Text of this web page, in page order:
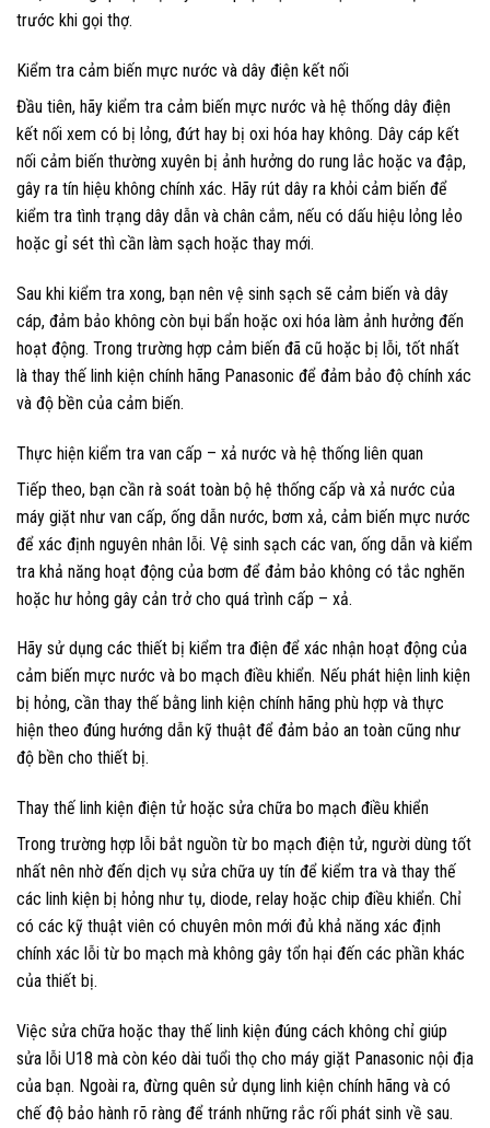
trước khi gọi thợ.
Kiểm tra cảm biến mực nước và dây điện kết nối
Đầu tiên, hãy kiểm tra cảm biến mực nước và hệ thống dây điện
kết nối xem có bị lỏng, đứt hay bị oxi hóa hay không. Dây cáp kết
nối cảm biến thường xuyên bị ảnh hưởng do rung lắc hoặc va đập,
gây ra tín hiệu không chính xác. Hãy rút dây ra khỏi cảm biến để
kiểm tra tình trạng dây dẫn và chân cắm, nếu có dấu hiệu lỏng lẻo
hoặc gỉ sét thì cần làm sạch hoặc thay mới.
Sau khi kiểm tra xong, bạn nên vệ sinh sạch sẽ cảm biến và dây
cáp, đảm bảo không còn bụi bẩn hoặc oxi hóa làm ảnh hưởng đến
hoạt động. Trong trường hợp cảm biến đã cũ hoặc bị lỗi, tốt nhất
là thay thế linh kiện chính hãng Panasonic để đảm bảo độ chính xác
và độ bền của cảm biến.
Thực hiện kiểm tra van cấp – xả nước và hệ thống liên quan
Tiếp theo, bạn cần rà soát toàn bộ hệ thống cấp và xả nước của
máy giặt như van cấp, ống dẫn nước, bơm xả, cảm biến mực nước
để xác định nguyên nhân lỗi. Vệ sinh sạch các van, ống dẫn và kiểm
tra khả năng hoạt động của bơm để đảm bảo không có tắc nghẽn
hoặc hư hỏng gây cản trở cho quá trình cấp – xả.
Hãy sử dụng các thiết bị kiểm tra điện để xác nhận hoạt động của
cảm biến mực nước và bo mạch điều khiển. Nếu phát hiện linh kiện
bị hỏng, cần thay thế bằng linh kiện chính hãng phù hợp và thực
hiện theo đúng hướng dẫn kỹ thuật để đảm bảo an toàn cũng như
độ bền cho thiết bị.
Thay thế linh kiện điện tử hoặc sửa chữa bo mạch điều khiển
Trong trường hợp lỗi bắt nguồn từ bo mạch điện tử, người dùng tốt
nhất nên nhờ đến dịch vụ sửa chữa uy tín để kiểm tra và thay thế
các linh kiện bị hỏng như tụ, diode, relay hoặc chip điều khiển. Chỉ
có các kỹ thuật viên có chuyên môn mới đủ khả năng xác định
chính xác lỗi từ bo mạch mà không gây tổn hại đến các phần khác
của thiết bị.
Việc sửa chữa hoặc thay thế linh kiện đúng cách không chỉ giúp
sửa lỗi U18 mà còn kéo dài tuổi thọ cho máy giặt Panasonic nội địa
của bạn. Ngoài ra, đừng quên sử dụng linh kiện chính hãng và có
chế độ bảo hành rõ ràng để tránh những rắc rối phát sinh về sau.